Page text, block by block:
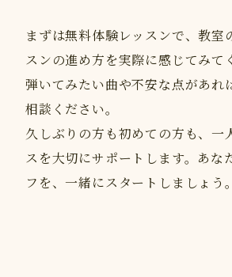
まずは無料体験レッスンで、教室
スンの進め方を実際に感じてみて
弾いてみたい曲や不安な点があれ
相談ください。
久しぶりの方も初めての方も、一
スを大切にサポートします。あな
フを、一緒にスタートしましょう。